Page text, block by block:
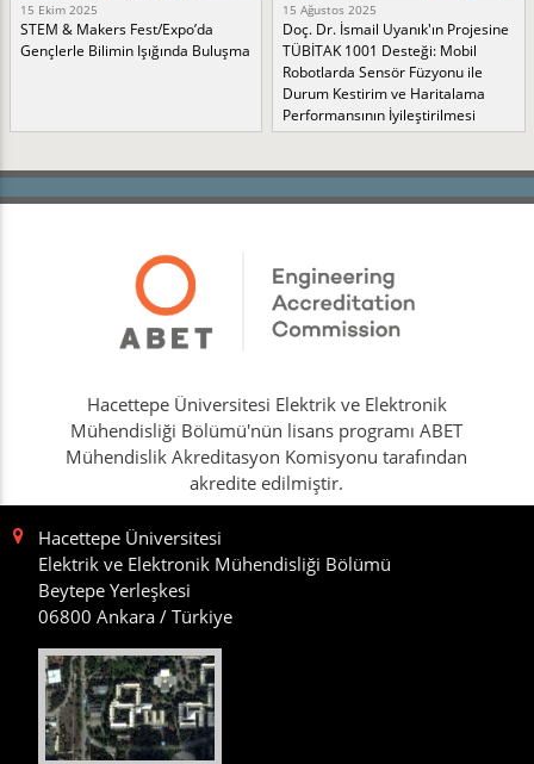
15 Ekim 2025
STEM & Makers Fest/Expo’da
Gençlerle Bilimin Işığında Buluşma
15 Ağustos 2025
Doç. Dr. İsmail Uyanık'ın Projesine
TÜBİTAK 1001 Desteği: Mobil
Robotlarda Sensör Füzyonu ile
Durum Kestirim ve Haritalama
Performansının İyileştirilmesi
Hacettepe Üniversitesi Elektrik ve Elektronik
Mühendisliği Bölümü'nün lisans programı ABET
Mühendislik Akreditasyon Komisyonu tarafından
akredite edilmiştir.
Hacettepe Üniversitesi
Elektrik ve Elektronik Mühendisliği Bölümü
Beytepe Yerleşkesi
06800 Ankara / Türkiye